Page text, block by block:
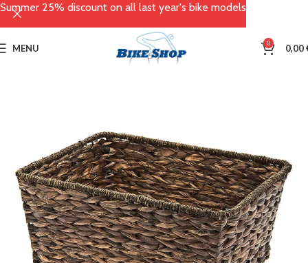
MENU 0 0,00
Summer 25% discount on all last year's bike models